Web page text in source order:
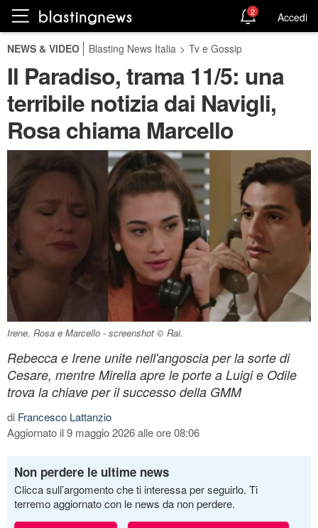
2 Accedi
NEWS & VIDEO Blasting News Italia > Tv e Gossip
Il Paradiso, trama 11/5: una
terribile notizia dai Navigli,
Rosa chiama Marcello
Irene, Rosa e Marcello - screenshot © Rai.
Rebecca e Irene unite nell'angoscia per la sorte di
Cesare, mentre Mirella apre le porte a Luigi e Odile
trova la chiave per il successo della GMM
di Francesco Lattanzio
Aggiornato il 9 maggio 2026 alle ore 08:06
Non perdere le ultime news
Clicca sull’argomento che ti interessa per seguirlo. Ti
terremo aggiornato con le news da non perdere.